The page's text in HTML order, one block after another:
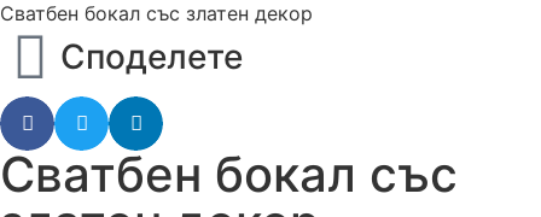
Сватбен бокал със златен декор
Споделете
Сватбен бокал със